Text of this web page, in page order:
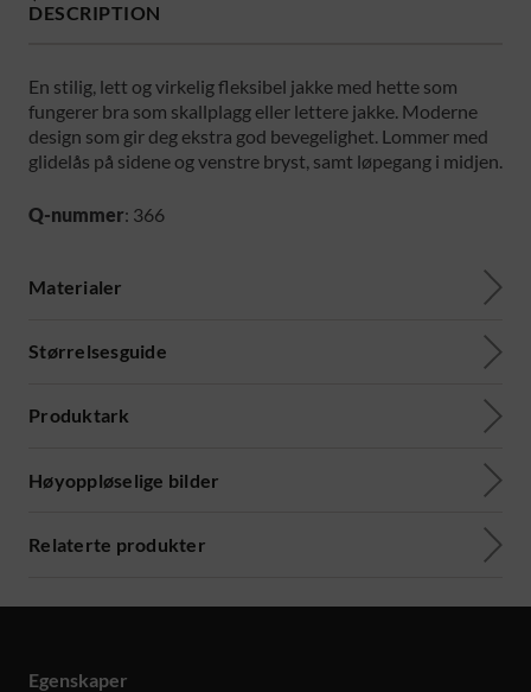
DESCRIPTION
En stilig, lett og virkelig fleksibel jakke med hette som
fungerer bra som skallplagg eller lettere jakke. Moderne
design som gir deg ekstra god bevegelighet. Lommer med
glidelås på sidene og venstre bryst, samt løpegang i midjen.
Q-nummer: 366
Materialer
Størrelsesguide
Produktark
Høyoppløselige bilder
Relaterte produkter
Egenskaper